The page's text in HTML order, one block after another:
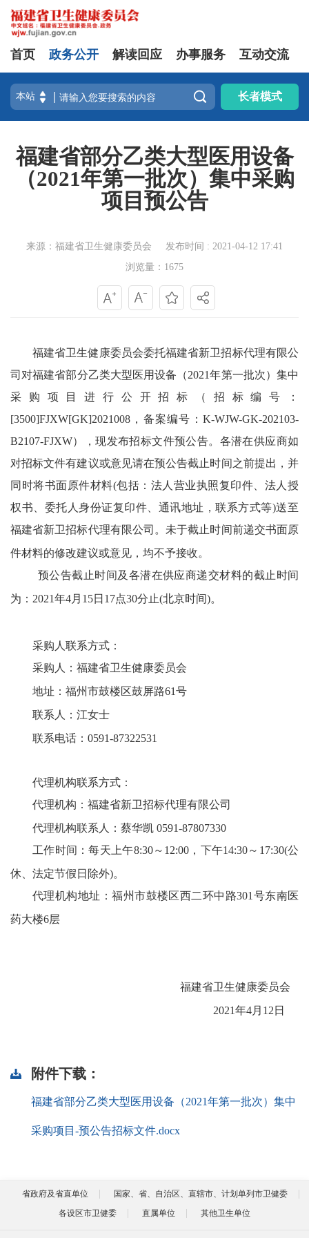
首页 政务公开 解读回应 办事服务 互动交流
 长者模式
福建省部分乙类大型医用设备
（2021年第一批次）集中采购
项目预公告
来源：福建省卫生健康委员会
发布时间 : 2021-04-12 17:41
浏览量：1675
福建省卫生健康委员会委托福建省新卫招标代理有限公
司对福建省部分乙类大型医用设备（2021年第一批次）集中
采购项目进行公开招标（招标编号：
[3500]FJXW[GK]2021008，备案编号：K-WJW-GK-202103-
B2107-FJXW），现发布招标文件预公告。各潜在供应商如
对招标文件有建议或意见请在预公告截止时间之前提出 ，并
同时将书面原件材料(包括：法人营业执照复印件、法人授
权书、委托人身份证复印件、通讯地址，联系方式等)送至
福建省新卫招标代理有限公司。未于截止时间前递交书面原
件材料的修改建议或意见，均不予接收。
预公告截止时间及各潜在供应商递交材料的截止时间
为： 2021年4月 15日 17点30分止(北京时间)。
采购人 联系方式：
采购人：福建省卫生健康委员会
地址：福州市鼓楼区鼓屏路61号
联系人：江女士
联系电话： 0591-87322531
代理机构联系方式：
代理机构：福建省新卫招标代理有限公司
代理机构联系人：蔡华凯 0591-87807330
工作时间：每天上午8:30～12:00，下午14:30～17:30(公
休、法定节假日除外)。
代理机构地址：福州市鼓楼区西二环中路301号东南医
药大楼6层
福建省卫生健康委员会
2021年4月 12 日
附件下载：
福建省部分乙类大型医用设备（2021年第一批次）集中
采购项目-预公告招标文件.docx
省政府及省直单位
国家、省、自治区、直辖市、计划单列市卫健委
各设区市卫健委
直属单位 其他卫生单位